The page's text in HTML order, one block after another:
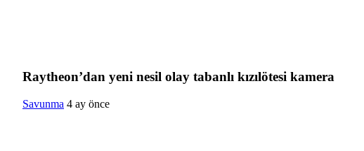
Raytheon’dan yeni nesil olay tabanlı kızılötesi kamera
Savunma 4 ay önce